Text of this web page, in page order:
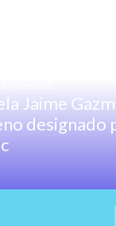
Jaime
designado